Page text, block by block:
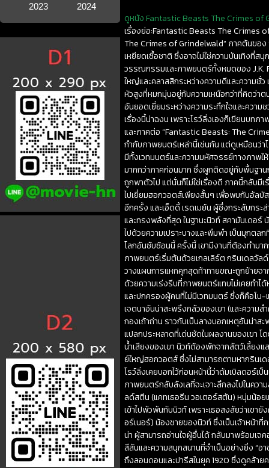
2023
2024
ดูหนัง Fantastic Beasts The Crimes of
เรื่องย่อ:Fantastic Beasts The Crimes
The Crimes of Grindelwald” ภาคต้นขอ
เหยียดเชื้อชาติ ซึ่งอาจไม่ใช่ความบันเทิงที่
วรรณกรรมและภาพยนตร์ทั้งหมดของ J.K.
ใหญ่และคลาสสิกระหว่างความดีและความชั่
หัวสูงที่หมกมุ่นอยู่กับความเหนือกว่าที่คิดว่า
อันยอดเยี่ยมระหว่างความระทึกใจและคว
เรื่องนี้น่าฉงน เพราะโรว์ลิ่งเองก็เขียนบท
และภาคต่อ “Fantastic Beasts: The
กำกับภาพยนตร์เหล่านี้เช่นกัน แต่ดูเหมือนว่
มีทั้งเวทมนตร์และความมหัศจรรย์ทางภาพใ
มากกว่าภาคก่อนมาก ซึ่งผูกติดอยู่กับพื้นฐาน
ถูกพาตัวไป แต่นั่นก็ไม่ใช่เรื่องดี ภาคนี้กลับมีเ
ไปเยี่ยมฮอกวอตส์เพียงสั้นๆ เพื่อพบกับอัลบั
อีกครั้ง และเอ็ดดี้ เรดเมย์น ผู้ซึ่งกระสับกร
และทรงพลังที่สุด ในฐานะนิวท์ สคามันเดอร์
ไปด้วยความเปราะบางและพึมพำ เป็นมุกตล
โลกอันซับซ้อนนี้ ครั้งนี้ เขามีงานที่ต้องทำมา
ภาพยนตร์เริ่มต้นด้วยเกลเลิร์ต กรินเดลวั
วางแผนการแหกคุกสุดท้าทายขณะถูกย้ายจา
ด้วยความเร่งรีบที่ภาพยนตร์แทบไม่เคยทำ
และปกครองผู้คนที่ไม่มีเวทมนตร์ ซึ่งก็คือโน
เจตนาอันน่าสะพรึงกลัวของเขา (และความ
กองเถ้าถ่าน ราวกับเป็นลางบอกเหตุอันน่าส
แปลกประหลาดที่เด่นชัดในผลงานของเขา
น้ำเสียงของเขา นิวท์ต้องพักจากสัตว์เลี้ยง
ย์ใหญ่ฮอกวอตส์ ซึ่งไม่สามารถตามหากรินเ
โรว์ลิ่งเคยบอกไว้ก่อนหน้านี้ว่าดัมเบิลดอร์เ
ภาพยนตร์กลับลังเลที่จะเจาะลึกลงไปในคว
ลด์สตีน (แคทเธอรีน วอเตอร์สตัน) หนุ่มน้อ
เข้าไปพัวพันกับนิวท์ เพราะเธอสงสัยว่าเข
อร์เนอร์) น้องชายของนิวท์ ซึ่งเป็นเจ้าหน้า
น่า ผู้สามารถอ่านใจผู้อื่นได้ กลับมาพร้อมเจ
สีสันและความสนุกสนานที่จำเป็นอย่างยิ่ง “
ถึงลอนดอนและปารีสในยุค 1920 ซึ่งดูคล้า